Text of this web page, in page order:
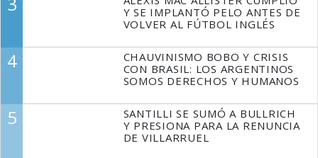
Y SE IMPLANTÓ PELO ANTES DE
VOLVER AL FÚTBOL INGLÉS
4
CHAUVINISMO BOBO Y CRISIS
CON BRASIL: LOS ARGENTINOS
SOMOS DERECHOS Y HUMANOS
5
SANTILLI SE SUMÓ A BULLRICH
Y PRESIONA PARA LA RENUNCIA
DE VILLARRUEL